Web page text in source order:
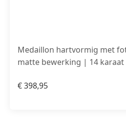
Medaillon hartvormig met
matte bewerking | 14
€398,95